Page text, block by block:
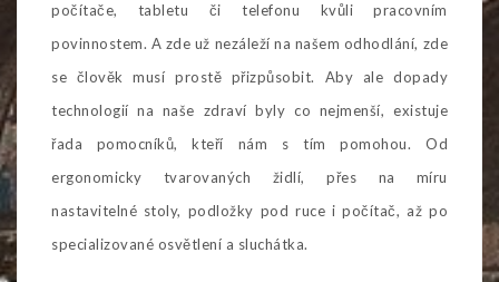
počítače, tabletu či telefonu kvůli pracovním
povinnostem. A zde už nezáleží na našem odhodlání, zde
se člověk musí prostě přizpůsobit. Aby ale dopady
technologií na naše zdraví byly co nejmenší, existuje
řada pomocníků, kteří nám s tím pomohou. Od
ergonomicky tvarovaných židlí, přes na míru
nastavitelné stoly, podložky pod ruce i počítač, až po
specializované osvětlení a sluchátka.